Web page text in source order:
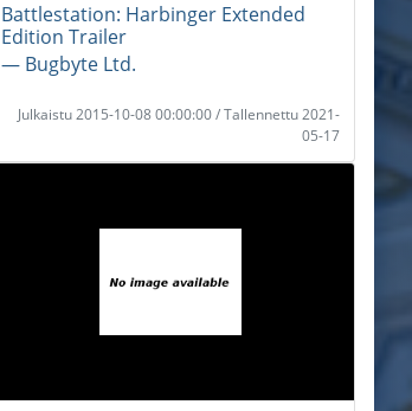
Battlestation: Harbinger Extended
Edition Trailer
― Bugbyte Ltd.
Julkaistu 2015-10-08 00:00:00 / Tallennettu 2021-
05-17